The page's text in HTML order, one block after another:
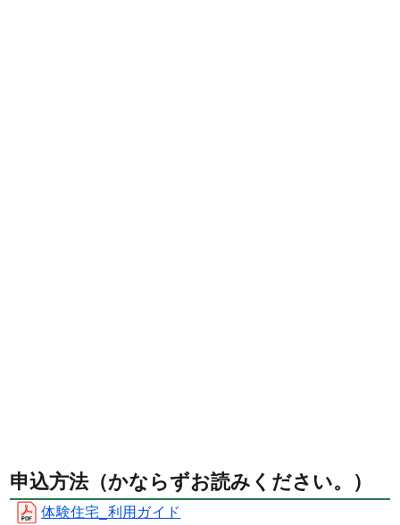
申込方法（かならずお読みください。）
体験住宅_利用ガイド